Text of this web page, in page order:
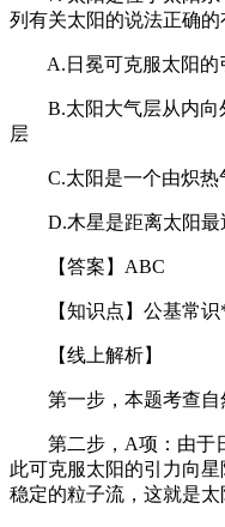
列有关太阳的说法正确的
A.日冕可克服太阳的
B.太阳大气层从内向
层
C.太阳是一个由炽热
D.木星是距离太阳最
【答案】ABC
【知识点】公基常识*
【线上解析】
第一步，本题考查自
第二步，A项：由于日
此可克服太阳的引力向
稳定的粒子流，这就是太